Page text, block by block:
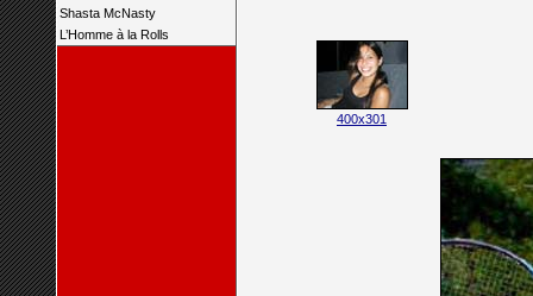
Shasta McNasty
L’Homme à la Rolls
400x301